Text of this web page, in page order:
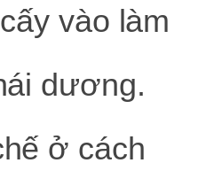
vào làm
dương.
ở cách